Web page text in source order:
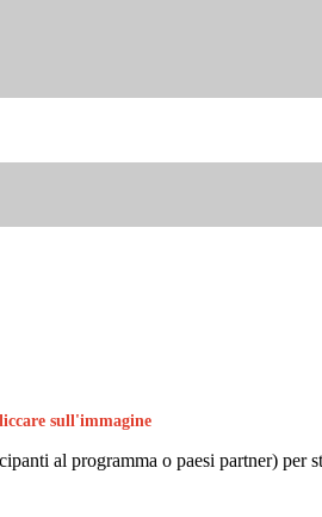
sull'immagine
al programma o paesi partner) per